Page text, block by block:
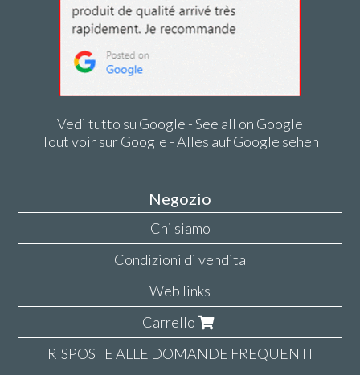
Vedi tutto su Google - See all on Google
Tout voir sur Google - Alles auf Google sehen
Negozio
Chi siamo
Condizioni di vendita
Web links
Carrello
RISPOSTE ALLE DOMANDE FREQUENTI